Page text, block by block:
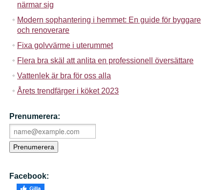
närmar sig
Modern sophantering i hemmet: En guide för byggare
och renoverare
Fixa golvvärme i uterummet
Flera bra skäl att anlita en professionell översättare
Vattenlek är bra för oss alla
Årets trendfärger i köket 2023
Prenumerera:
Facebook: